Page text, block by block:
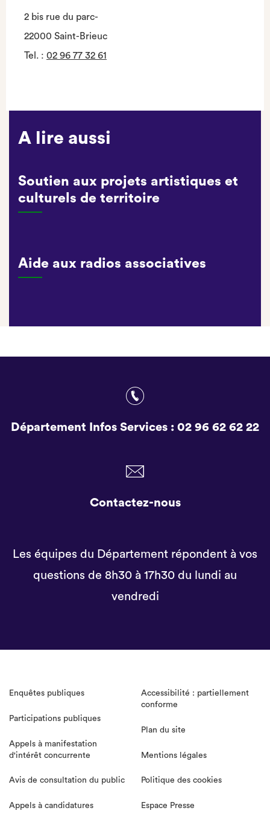
2 bis rue du parc-
22000 Saint-Brieuc
Tel. : 02 96 77 32 61
A lire aussi
Soutien aux projets artistiques et
culturels de territoire
Aide aux radios associatives
Département Infos Services : 02 96 62 62 22
Contactez-nous
Les équipes du Département répondent à vos
questions de 8h30 à 17h30 du lundi au
vendredi
Enquêtes publiques
Participations publiques
Appels à manifestation
d'intérêt concurrente
Avis de consultation du public
Appels à candidatures
Accessibilité : partiellement
conforme
Plan du site
Mentions légales
Politique des cookies
Espace Presse